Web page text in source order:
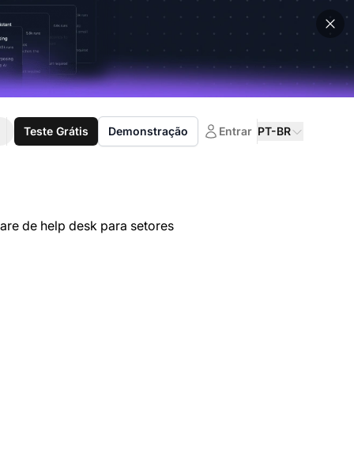
Teste Grátis Demonstração Entrar PT-BR